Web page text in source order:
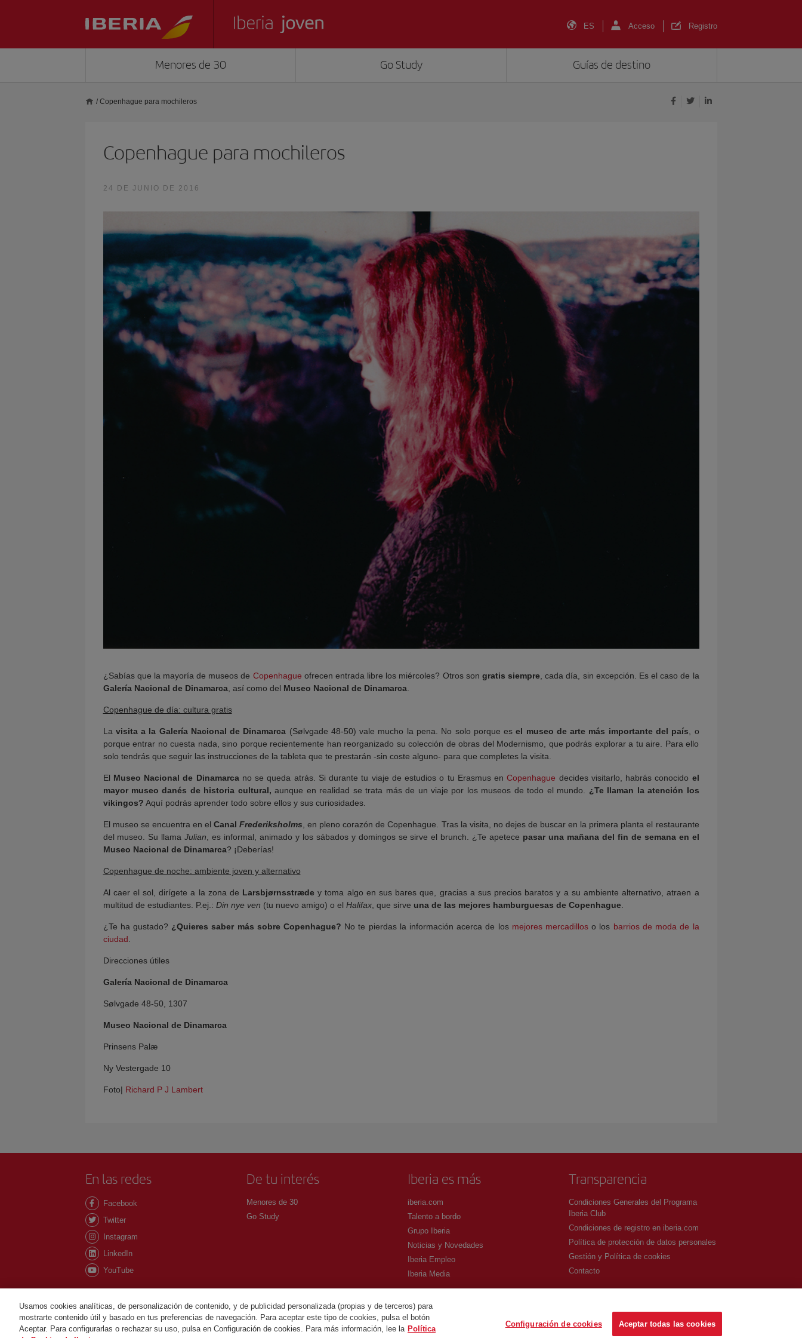
ES Acceso Registro
Menores de 30 Go Study Guías de destino
/ Copenhague para mochileros
Copenhague para mochileros
24 DE JUNIO DE 2016
¿Sabías que la mayoría de museos de Copenhague ofrecen entrada libre los miércoles? Otros son gratis siempre , cada día, sin excepción. Es el caso de la
Galería Nacional de Dinamarca, así como del Museo Nacional de Dinamarca.
Copenhague de día: cultura gratis
La visita a la Galería Nacional de Dinamarca (Sølvgade 48-50) vale mucho la pena. No solo porque esel museo de arte más importante del país , o
porque entrar no cuesta nada, sino porque recientemente han reorganizado su colección de obras del Modernismo, que podrás explorar a tu aire. Para ello
solo tendrás que seguir las instrucciones de la tableta que te prestarán -sin coste alguno- para que completes la visita.
El Museo Nacional de Dinamarcano se queda atrás. Si durante tu viaje de estudios o tu Erasmus enCopenhague decides visitarlo, habrás conocido el
mayor museo danés de historia cultural,aunque en realidad se trata más de un viaje por los museos de todo el mundo. ¿Te llaman la atención los
vikingos? Aquí podrás aprender todo sobre ellos y sus curiosidades.
El museo se encuentra en el CanalFrederiksholms , en pleno corazón de Copenhague. Tras la visita, no dejes de buscar en la primera planta el restaurante
del museo. Su llamaJulian , es informal, animado y los sábados y domingos se sirve el brunch. ¿Te apetece pasar una mañana del fin de semana en el
Museo Nacional de Dinamarca? ¡Deberías!
Copenhague de noche: ambiente joven y alternativo
Al caer el sol, dirígete a la zona de Larsbjørnsstræde y toma algo en sus bares que, gracias a sus precios baratos y a su ambiente alternativo, atraen a
multitud de estudiantes. P.ej.: Din nye ven (tu nuevo amigo) o el Halifax, que sirve una de las mejores hamburguesas de Copenhague.
¿Te ha gustado? ¿Quieres saber más sobre Copenhague? No te pierdas la información acerca de los mejores mercadillos o los barrios de moda de la
ciudad
Direcciones útiles
Galería Nacional de Dinamarca
Sølvgade 48-50, 1307
Museo Nacional de Dinamarca
Prinsens Palæ
Ny Vestergade 10
Foto| Richard P J Lambert
En las redes
Facebook
Twitter
Instagram
LinkedIn
YouTube
De tu interés
Menores de 30
Go Study
Iberia es más
iberia.com
Talento a bordo
Grupo Iberia
Noticias y Novedades
Iberia Empleo
Iberia Media
Transparencia
Condiciones Generales del Programa
Iberia Club
Condiciones de registro en iberia.com
Política de protección de datos personales
Gestión y Política de cookies
Contacto
©Iberia Joven 2026. Todos los derechos reservados.
Usamos cookies analíticas, de personalización de contenido, y de publicidad personalizada (propias y de terceros) para
mostrarte contenido útil y basado en tus preferencias de navegación. Para aceptar este tipo de cookies, pulsa el botón
Aceptar. Para configurarlas o rechazar su uso, pulsa en Configuración de cookies. Para más información, lee la Política
Configuración de cookies Aceptar todas las cookies